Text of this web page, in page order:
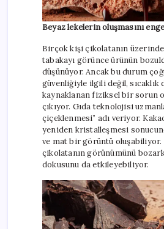
Beyaz lekelerin oluşmasını
Birçok kişi çikolatanın
tabakayı görünce ürünün
düşünüyor. Ancak bu durum
güvenliğiyle ilgili değil,
kaynaklanan fiziksel bir sorun
çıkıyor. Gıda teknolojisi
çiçeklenmesi” adı veriyor.
yeniden kristalleşmesi
ve mat bir görüntü oluşabiliyor.
çikolatanın görünümünü
dokusunu da etkileyebiliyor.